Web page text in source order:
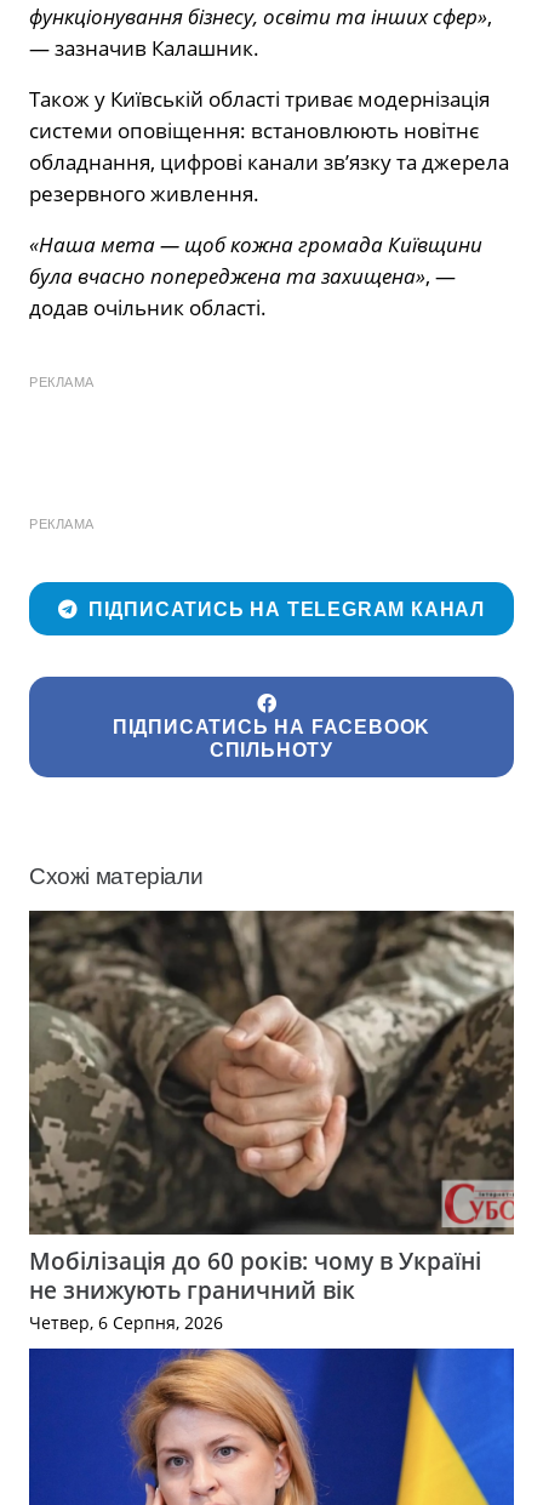
функціонування бізнесу, освіти та інших сфер»,
— зазначив Калашник.
Також у Київській області триває модернізація
системи оповіщення: встановлюють новітнє
обладнання, цифрові канали зв’язку та джерела
резервного живлення.
«Наша мета — щоб кожна громада Київщини
була вчасно попереджена та захищена», —
додав очільник області.
РЕКЛАМА
РЕКЛАМА
ПІДПИСАТИСЬ НА TELEGRAM КАНАЛ
ПІДПИСАТИСЬ НА FACEBOOK
СПІЛЬНОТУ
Схожі матеріали
Мобілізація до 60 років: чому в Україні
не знижують граничний вік
Четвер, 6 Серпня, 2026